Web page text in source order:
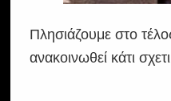
Πλησιάζουμε στο
ανακοινωθεί κάτι